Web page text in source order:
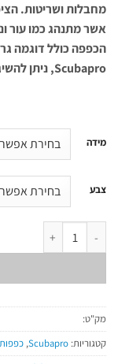
מחבלות ושריטות.
אשר מתנהג כמו עור
הכפפה כולל דוגמה
Scubapro, ניתן להשיג בשלושה צבעים.
מידה
צבע
כמות של כפפות Tropic 1.5
מק"ט:
קטגוריות: Scubapro
, כפפות